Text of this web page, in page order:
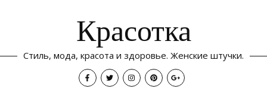
Красотка
Стиль, мода, красота и здоровье. Женские штучки.